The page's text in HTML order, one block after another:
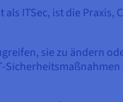
ITSec, ist die
sie zu ändern